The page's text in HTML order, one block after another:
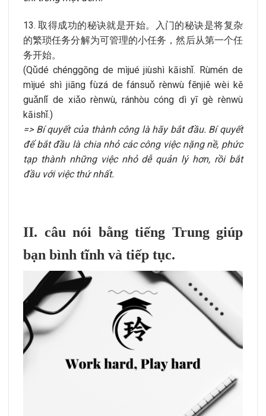
13. 取得成功的秘诀就是开始。入门的秘诀是将复杂
的繁琐任务分解为可管理的小任务，然后从第一个任
务开始。
(Qǔdé chénggōng de mìjué jiùshì kāishǐ. Rùmén de
mìjué shì jiāng fùzá de fánsuǒ rènwù fēnjiě wèi kě
guǎnlǐ de xiǎo rènwù, ránhòu cóng dì yī gè rènwù
kāishǐ.)
=> Bí quyết của thành công là hãy bắt đầu. Bí quyết
để bắt đầu là chia nhỏ các công việc nặng nề, phức
tạp thành những việc nhỏ dễ quản lý hơn, rồi bắt
đầu với việc thứ nhất.
II. câu nói bằng tiếng Trung giúp
bạn bình tĩnh và tiếp tục.